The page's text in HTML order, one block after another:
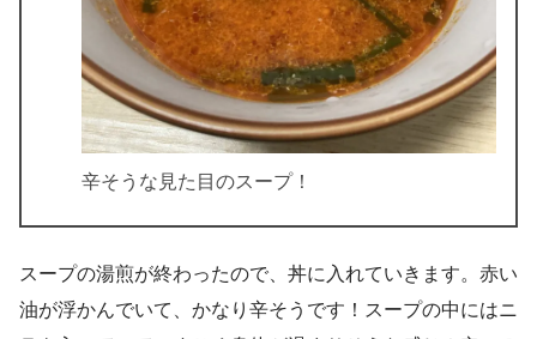
辛そうな見た目のスープ！
スープの湯煎が終わったので、丼に入れていきます。赤い
油が浮かんでいて、かなり辛そうです！スープの中にはニ